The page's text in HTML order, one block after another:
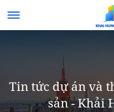
Tin tức dự án và
sản - Khải